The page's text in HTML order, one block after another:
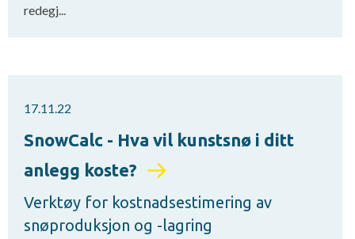
redegj...
17.11.22
SnowCalc - Hva vil kunstsnø i ditt
anlegg koste?
Verktøy for kostnadsestimering av
snøproduksjon og -lagring